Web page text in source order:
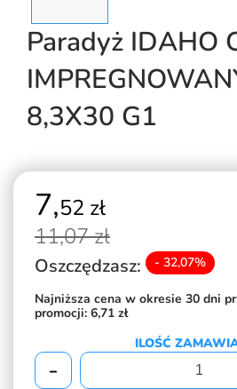
Paradyż IDAHO
8,3X30 G1
7,52 zł
11,07 zł
Oszczędzasz: - 32,07%
Najniższa cena w okresie 30 dni
promocji: 6,71 zł
ILOŚĆ
-